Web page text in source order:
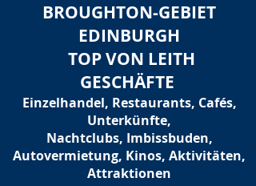
BROUGHTON-GEBIET
EDINBURGH
TOP VON LEITH
GESCHÄFTE
Einzelhandel, Restaurants, Cafés,
Unterkünfte,
Nachtclubs, Imbissbuden,
Autovermietung, Kinos, Aktivitäten,
Attraktionen